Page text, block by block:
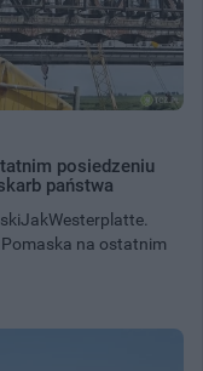
posiedzeniu
państwa
na ostatnim